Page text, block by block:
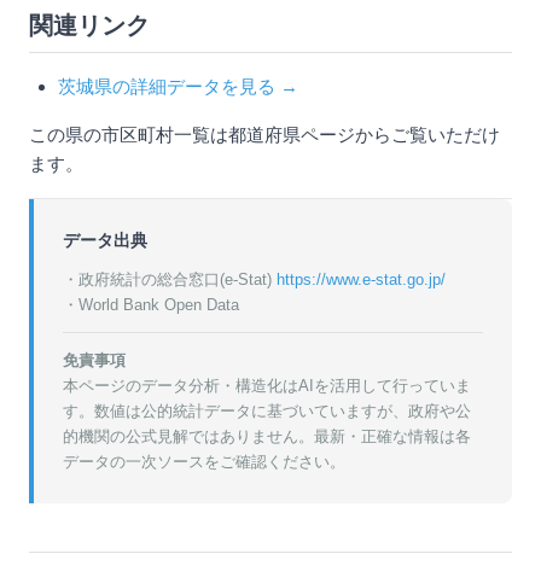
関連リンク
茨城県の詳細データを見る →
この県の市区町村一覧は都道府県ページからご覧いただけ
ます。
データ出典
・政府統計の総合窓口(e-Stat) https://www.e-stat.go.jp/
・World Bank Open Data
免責事項
本ページのデータ分析・構造化はAIを活用して行っていま
す。数値は公的統計データに基づいていますが、政府や公
的機関の公式見解ではありません。最新・正確な情報は各
データの一次ソースをご確認ください。